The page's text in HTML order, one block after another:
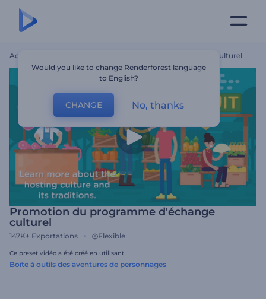
Accueil Promotion Du Programme D'échange Culturel
Promotion du programme d'échange
culturel
147K+ Exportations Flexible
Ce preset vidéo a été créé en utilisant
Boîte à outils des aventures de personnages
Would you like to change Renderforest language
to English?
CHANGE No, thanks